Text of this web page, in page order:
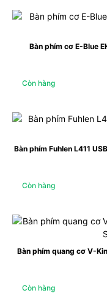
Bàn phím cơ E-Blue
Còn hàng
Bàn phím Fuhlen L411
Còn hàng
Bàn phím quang cơ V-
Còn hàng